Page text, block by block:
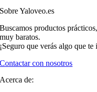
Sobre Yaloveo.es
Buscamos productos
muy baratos.
¡Seguro que verás algo que te
Contactar con nosotros
Acerca de: